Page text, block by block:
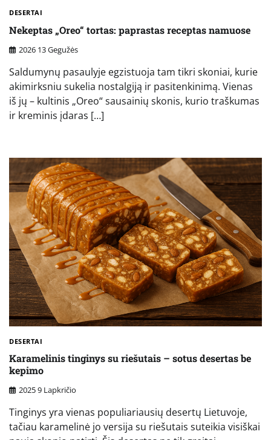
DESERTAI
Nekeptas „Oreo“ tortas: paprastas receptas namuose
2026 13 Gegužės
Saldumynų pasaulyje egzistuoja tam tikri skoniai, kurie
akimirksniu sukelia nostalgiją ir pasitenkinimą. Vienas
iš jų – kultinis „Oreo“ sausainių skonis, kurio traškumas
ir kreminis įdaras […]
DESERTAI
Karamelinis tinginys su riešutais – sotus desertas be
kepimo
2025 9 Lapkričio
Tinginys yra vienas populiariausių desertų Lietuvoje,
tačiau karamelinė jo versija su riešutais suteikia visiškai